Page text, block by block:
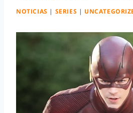
NOTICIAS | SERIES |